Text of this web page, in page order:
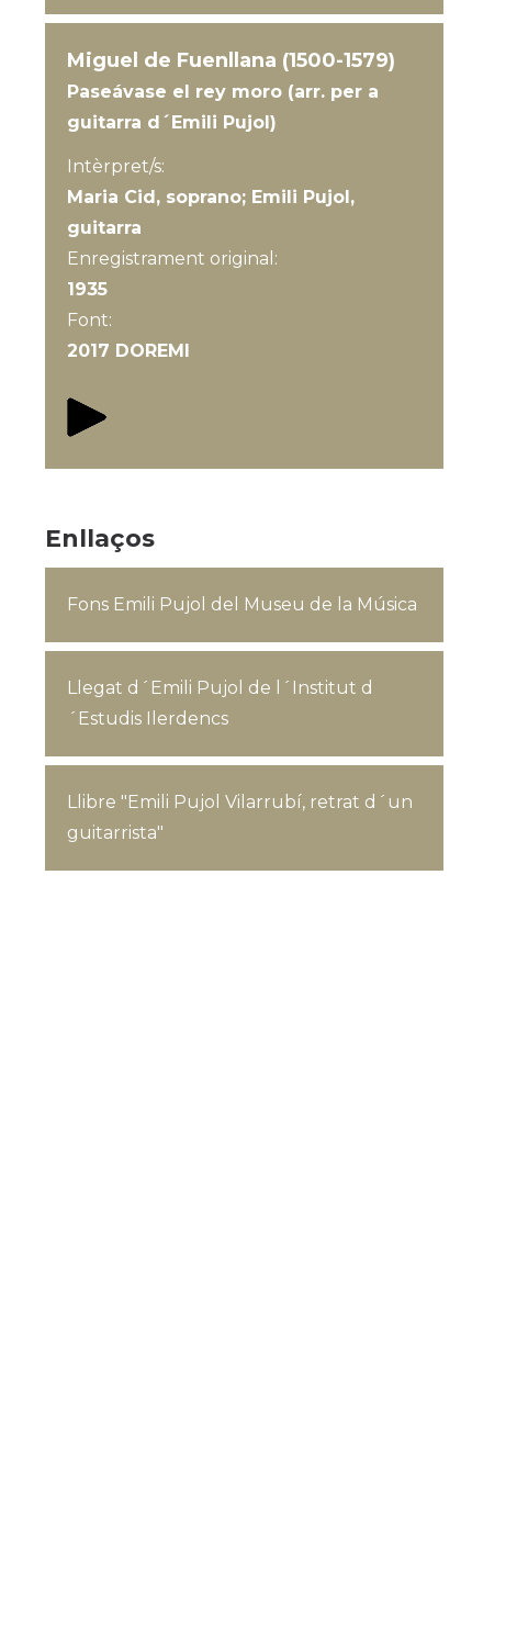
Miguel de Fuenllana (1500-1579)
Paseávase el rey moro (arr. per a
guitarra d´Emili Pujol)
Intèrpret/s:
Maria Cid, soprano; Emili Pujol,
guitarra
Enregistrament original:
1935
Font:
2017 DOREMI
Enllaços
Fons Emili Pujol del Museu de la Música
Llegat d´Emili Pujol de l´Institut d
´Estudis Ilerdencs
Llibre "Emili Pujol Vilarrubí, retrat d´un
guitarrista"